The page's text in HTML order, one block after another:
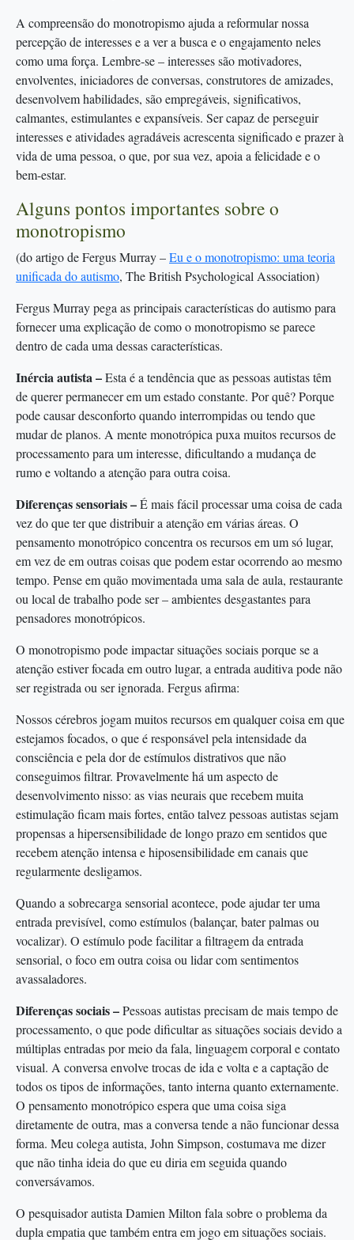
A compreensão do monotropismo ajuda a reformular nossa
percepção de interesses e a ver a busca e o engajamento neles
como uma força. Lembre-se – interesses são motivadores,
envolventes, iniciadores de conversas, construtores de amizades,
desenvolvem habilidades, são empregáveis, significativos,
calmantes, estimulantes e expansíveis. Ser capaz de perseguir
interesses e atividades agradáveis acrescenta significado e prazer à
vida de uma pessoa, o que, por sua vez, apoia a felicidade e o
bem-estar.
Alguns pontos importantes sobre o
monotropismo
(do artigo de Fergus Murray –Eu e o monotropismo: uma teoria
unificada do autismo, The British Psychological Association)
Fergus Murray pega as principais características do autismo para
fornecer uma explicação de como o monotropismo se parece
dentro de cada uma dessas características.
Inércia autista –Esta é a tendência que as pessoas autistas têm
de querer permanecer em um estado constante. Por quê? Porque
pode causar desconforto quando interrompidas ou tendo que
mudar de planos. A mente monotrópica puxa muitos recursos de
processamento para um interesse, dificultando a mudança de
rumo e voltando a atenção para outra coisa.
Diferenças sensoriais –É mais fácil processar uma coisa de cada
vez do que ter que distribuir a atenção em várias áreas. O
pensamento monotrópico concentra os recursos em um só lugar,
em vez de em outras coisas que podem estar ocorrendo ao mesmo
tempo. Pense em quão movimentada uma sala de aula, restaurante
ou local de trabalho pode ser – ambientes desgastantes para
pensadores monotrópicos.
O monotropismo pode impactar situações sociais porque se a
atenção estiver focada em outro lugar, a entrada auditiva pode não
ser registrada ou ser ignorada. Fergus afirma:
Nossos cérebros jogam muitos recursos em qualquer coisa em que
estejamos focados, o que é responsável pela intensidade da
consciência e pela dor de estímulos distrativos que não
conseguimos filtrar. Provavelmente há um aspecto de
desenvolvimento nisso: as vias neurais que recebem muita
estimulação ficam mais fortes, então talvez pessoas autistas sejam
propensas a hipersensibilidade de longo prazo em sentidos que
recebem atenção intensa e hiposensibilidade em canais que
regularmente desligamos.
Quando a sobrecarga sensorial acontece, pode ajudar ter uma
entrada previsível, como estímulos (balançar, bater palmas ou
vocalizar). O estímulo pode facilitar a filtragem da entrada
sensorial, o foco em outra coisa ou lidar com sentimentos
avassaladores.
Diferenças sociais –Pessoas autistas precisam de mais tempo de
processamento, o que pode dificultar as situações sociais devido a
múltiplas entradas por meio da fala, linguagem corporal e contato
visual. A conversa envolve trocas de ida e volta e a captação de
todos os tipos de informações, tanto interna quanto externamente.
O pensamento monotrópico espera que uma coisa siga
diretamente de outra, mas a conversa tende a não funcionar dessa
forma. Meu colega autista, John Simpson, costumava me dizer
que não tinha ideia do que eu diria em seguida quando
conversávamos.
O pesquisador autista Damien Milton fala sobre o problema da
dupla empatia que também entra em jogo em situações sociais.